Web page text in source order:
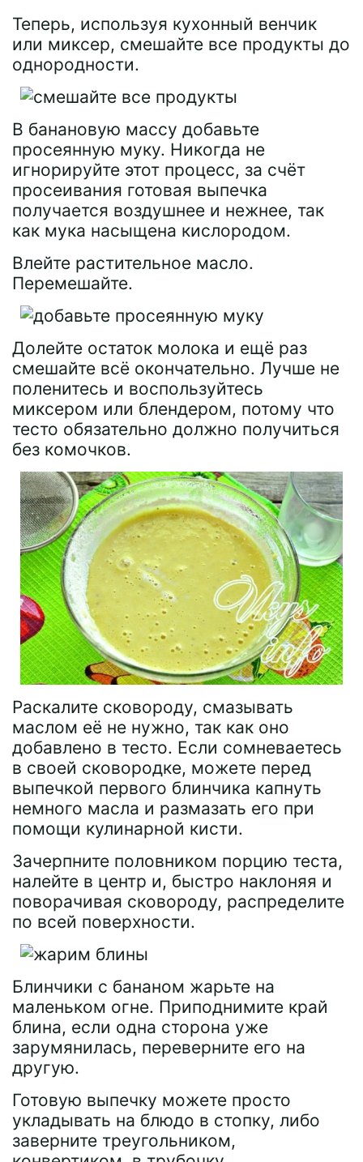
Теперь, используя кухонный венчик
или миксер, смешайте все продукты до
однородности.
В банановую массу добавьте
просеянную муку. Никогда не
игнорируйте этот процесс, за счёт
просеивания готовая выпечка
получается воздушнее и нежнее, так
как мука насыщена кислородом.
Влейте растительное масло.
Перемешайте.
Долейте остаток молока и ещё раз
смешайте всё окончательно. Лучше не
поленитесь и воспользуйтесь
миксером или блендером, потому что
тесто обязательно должно получиться
без комочков.
Раскалите сковороду, смазывать
маслом её не нужно, так как оно
добавлено в тесто. Если сомневаетесь
в своей сковородке, можете перед
выпечкой первого блинчика капнуть
немного масла и размазать его при
помощи кулинарной кисти.
Зачерпните половником порцию теста,
налейте в центр и, быстро наклоняя и
поворачивая сковороду, распределите
по всей поверхности.
Блинчики с бананом жарьте на
маленьком огне. Приподнимите край
блина, если одна сторона уже
зарумянилась, переверните его на
другую.
Готовую выпечку можете просто
укладывать на блюдо в стопку, либо
заверните треугольником,